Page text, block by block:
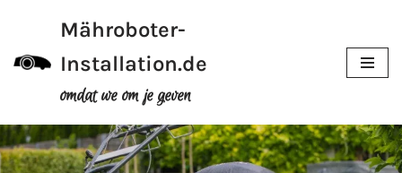
naar
Mähroboter-
Installation.de
omdat we om je geven